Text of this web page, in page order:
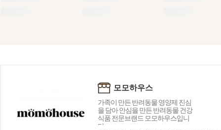
모모하우스
가족이 만든 반려동물 영양제 진심
을 담아 안심을 만든 반려동물 건강
식품 전문브랜드 모모하우스입니
다.